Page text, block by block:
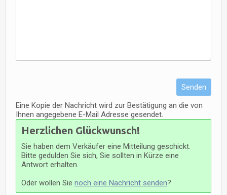
Senden
Eine Kopie der Nachricht wird zur Bestätigung an die von
Ihnen angegebene E-Mail Adresse gesendet.
Herzlichen Glückwunsch!
Sie haben dem Verkäufer eine Mitteilung geschickt.
Bitte gedulden Sie sich, Sie sollten in Kürze eine
Antwort erhalten.
Oder wollen Sie noch eine Nachricht senden?